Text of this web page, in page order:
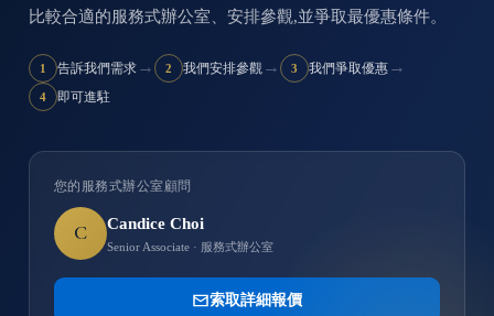
比較合適的服務式辦公室、安排參觀,並爭取最優惠條件。
1 告訴我們需求 → 2 我們安排參觀 → 3 我們爭取優惠 →
4 即可進駐
您的服務式辦公室顧問
C Candice Choi
Senior Associate · 服務式辦公室
索取詳細報價